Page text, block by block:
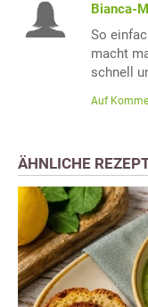
Bianca-
So
macht
schnell
Auf
ÄHNLICHE